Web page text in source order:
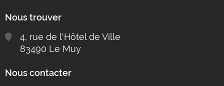
Nous trouver
4, rue de l'Hôtel de Ville
83490 Le Muy
Nous contacter